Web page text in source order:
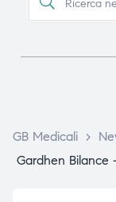
GB Medicali >
Gardhen